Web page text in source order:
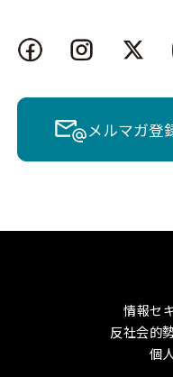
メルマガ登
情報セ
反社会的
個